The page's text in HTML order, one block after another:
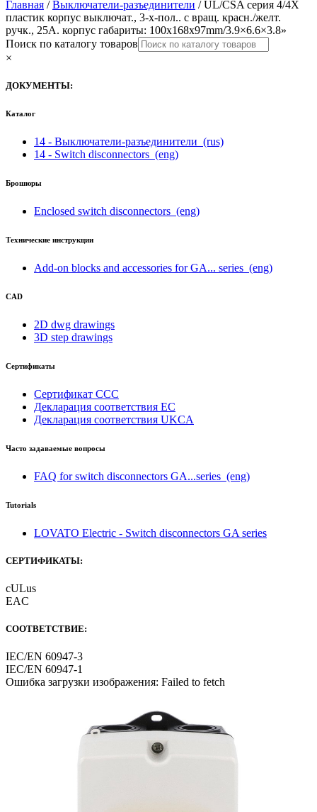
Главная /Выключатели-разъединители / UL/CSA серия 4/4X
пластик корпус выключат., 3-х-пол.. с вращ. красн./желт.
ручк., 25A. корпус габариты: 100x168x97mm/3.9×6.6×3.8»
Поиск по каталогу товаров
×
ДОКУМЕНТЫ:
Каталог
14 - Выключатели-разъединители (rus)
14 - Switch disconnectors (eng)
Брошюры
Enclosed switch disconnectors (eng)
Технические инструкции
Add-on blocks and accessories for GA... series (eng)
CAD
2D dwg drawings
3D step drawings
Сертификаты
Сертификат CCC
Декларация соответствия ЕС
Декларация соответствия UKCA
Часто задаваемые вопросы
FAQ for switch disconnectors GA...series (eng)
Tutorials
LOVATO Electric - Switch disconnectors GA series
СЕРТИФИКАТЫ:
cULus
EAC
СООТВЕТСТВИЕ:
IEC/EN 60947-3
IEC/EN 60947-1
Ошибка загрузки изображения: Failed to fetch